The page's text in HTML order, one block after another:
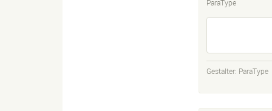
ParaType
Gestalter: ParaType